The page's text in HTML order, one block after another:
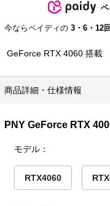
今ならペイディの 3・6・12
GeForce RTX 4060 搭載
商品詳細・仕様情報
PNY GeForce RTX
モデル：
RTX4060